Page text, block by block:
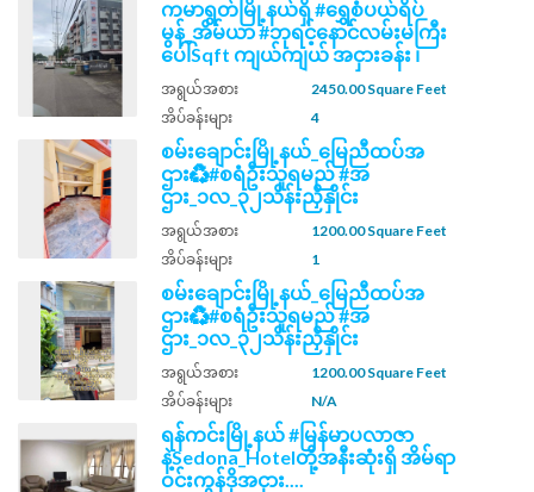
ကမာရွတ်မြို့နယ်ရှိ #ရွှေစံပယ်ရိပ်
မွန်_အိမ်ယာ #ဘုရင့်နောင်လမ်းမကြီး
ပေါ်Sqft ကျယ်ကျယ် အငှားခန်း ၊
အရွယ်အစား
2450.00 Square Feet
အိပ်ခန်းများ
4
စမ်းချောင်းမြို့နယ်_မြေညီထပ်အ
ဌား♻️#စရံဦးသူရမည် #အ
ဌား_၁လ_၃၂သိန်းညှိနှိုင်း
အရွယ်အစား
1200.00 Square Feet
အိပ်ခန်းများ
1
စမ်းချောင်းမြို့နယ်_မြေညီထပ်အ
ဌား♻️#စရံဦးသူရမည် #အ
ဌား_၁လ_၃၂သိန်းညှိနှိုင်း
အရွယ်အစား
1200.00 Square Feet
အိပ်ခန်းများ
N/A
ရန်ကင်းမြို့နယ် #မြန်မာပလာဇာ
နဲ့Sedona_Hotelတို့အနီးဆုံးရှိ အိမ်ရာ
ဝင်းကွန်ဒိုအငှား....